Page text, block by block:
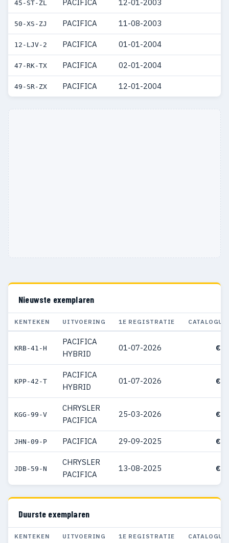
45-ST-ZL PACIFICA 12-01-2003
50-XS-ZJ PACIFICA 11-08-2003
12-LJV-2 PACIFICA 01-01-2004
47-RK-TX PACIFICA 02-01-2004
49-SR-ZX PACIFICA 12-01-2004
Nieuwste exemplaren
KENTEKEN UITVOERING 1E REGISTRATIE
KRB-41-H
PACIFICA
HYBRID
01-07-2026 €
KPP-42-T
PACIFICA
HYBRID
01-07-2026 €
KGG-99-V
CHRYSLER
PACIFICA
25-03-2026 €
JHN-09-P PACIFICA 29-09-2025 €
JDB-59-N
CHRYSLER
PACIFICA
13-08-2025 €
Duurste exemplaren
KENTEKEN UITVOERING 1E REGISTRATIE